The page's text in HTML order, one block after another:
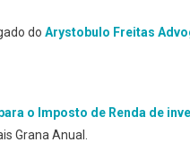
do Arystobulo Freitas
o Imposto de Renda de
Grana Anual.